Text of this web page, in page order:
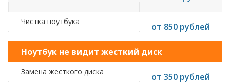
Чистка ноутбука от 850 рублей
Ноутбук не видит жесткий диск
Замена жесткого диска от 350 рублей